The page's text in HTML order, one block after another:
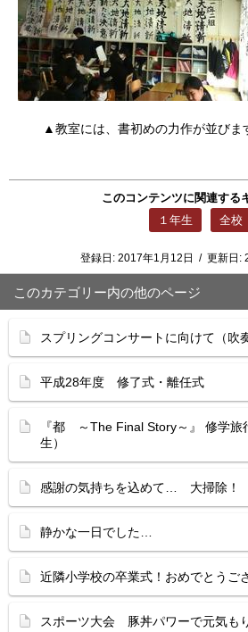
▲教室には、書初めの力作が並びま
このコンテンツに関連する
１年生
全校
登録日: 2017年1月12日 / 更新日:
このカテゴリー内の他のページ
スプリングコンサートに向けて（吹
平成28年度 修了式・離任式
『都 ～The Final Story～』 修学旅
生）
感謝の気持ちを込めて… 大掃除！
静かな一日でした…
近隣小学校の卒業式！おめでとうご
スポーツ大会 豚丼パワーで元気